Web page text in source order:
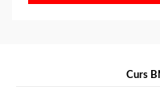
Curs